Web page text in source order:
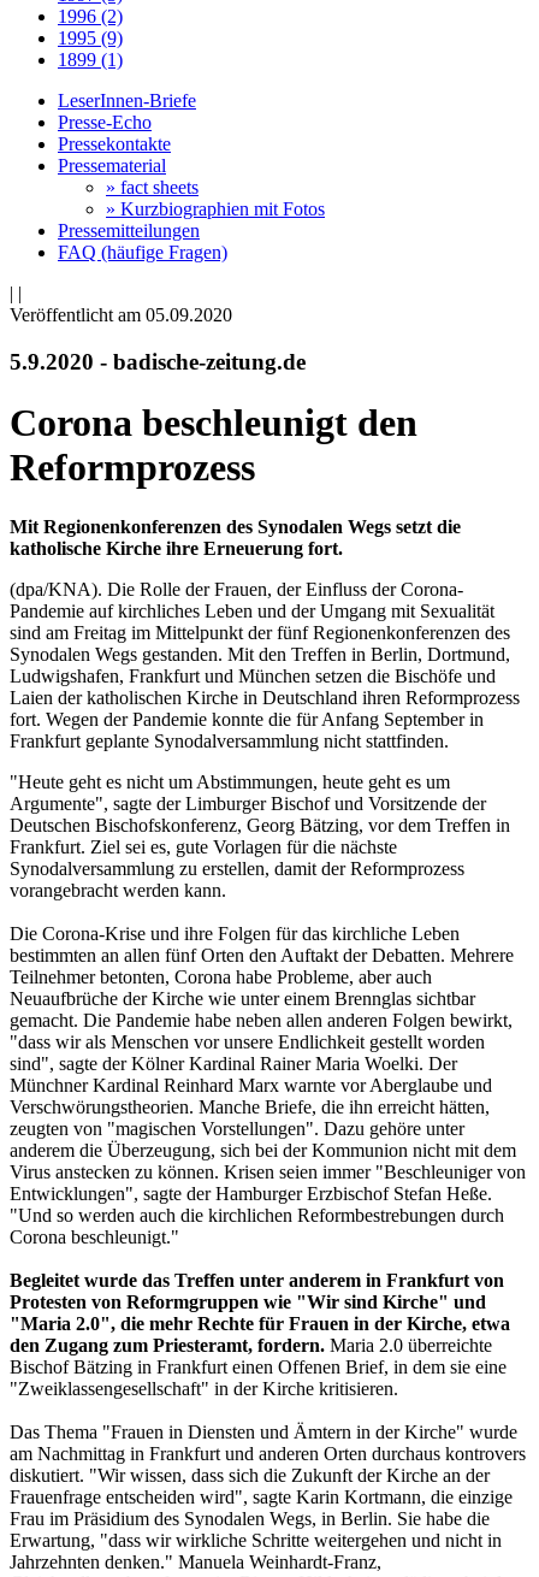
1996 (2)
1995 (9)
1899 (1)
LeserInnen-Briefe
Presse-Echo
Pressekontakte
Pressematerial
» fact sheets
» Kurzbiographien mit Fotos
Pressemitteilungen
FAQ (häufige Fragen)
| |
Veröffentlicht am 05­.09.2020
5.9.2020 - badische-zeitung.de
Corona beschleunigt den
Reformprozess
Mit Regionenkonferenzen des Synodalen Wegs setzt die
katholische Kirche ihre Erneuerung fort.
(dpa/KNA). Die Rolle der Frauen, der Einfluss der Corona-
Pandemie auf kirchliches Leben und der Umgang mit Sexualität
sind am Freitag im Mittelpunkt der fünf Regionenkonferenzen des
Synodalen Wegs gestanden. Mit den Treffen in Berlin, Dortmund,
Ludwigshafen, Frankfurt und München setzen die Bischöfe und
Laien der katholischen Kirche in Deutschland ihren Reformprozess
fort. Wegen der Pandemie konnte die für Anfang September in
Frankfurt geplante Synodalversammlung nicht stattfinden.
"Heute geht es nicht um Abstimmungen, heute geht es um
Argumente", sagte der Limburger Bischof und Vorsitzende der
Deutschen Bischofskonferenz, Georg Bätzing, vor dem Treffen in
Frankfurt. Ziel sei es, gute Vorlagen für die nächste
Synodalversammlung zu erstellen, damit der Reformprozess
vorangebracht werden kann.
Die Corona-Krise und ihre Folgen für das kirchliche Leben
bestimmten an allen fünf Orten den Auftakt der Debatten. Mehrere
Teilnehmer betonten, Corona habe Probleme, aber auch
Neuaufbrüche der Kirche wie unter einem Brennglas sichtbar
gemacht. Die Pandemie habe neben allen anderen Folgen bewirkt,
"dass wir als Menschen vor unsere Endlichkeit gestellt worden
sind", sagte der Kölner Kardinal Rainer Maria Woelki. Der
Münchner Kardinal Reinhard Marx warnte vor Aberglaube und
Verschwörungstheorien. Manche Briefe, die ihn erreicht hätten,
zeugten von "magischen Vorstellungen". Dazu gehöre unter
anderem die Überzeugung, sich bei der Kommunion nicht mit dem
Virus anstecken zu können. Krisen seien immer "Beschleuniger von
Entwicklungen", sagte der Hamburger Erzbischof Stefan Heße.
"Und so werden auch die kirchlichen Reformbestrebungen durch
Corona beschleunigt."
Begleitet wurde das Treffen unter anderem in Frankfurt von
Protesten von Reformgruppen wie "Wir sind Kirche" und
"Maria 2.0", die mehr Rechte für Frauen in der Kirche, etwa
den Zugang zum Priesteramt, fordern. Maria 2.0 überreichte
Bischof Bätzing in Frankfurt einen Offenen Brief, in dem sie eine
"Zweiklassengesellschaft" in der Kirche kritisieren.
Das Thema "Frauen in Diensten und Ämtern in der Kirche" wurde
am Nachmittag in Frankfurt und anderen Orten durchaus kontrovers
diskutiert. "Wir wissen, dass sich die Zukunft der Kirche an der
Frauenfrage entscheiden wird", sagte Karin Kortmann, die einzige
Frau im Präsidium des Synodalen Wegs, in Berlin. Sie habe die
Erwartung, "dass wir wirkliche Schritte weitergehen und nicht in
Jahrzehnten denken." Manuela Weinhardt-Franz,